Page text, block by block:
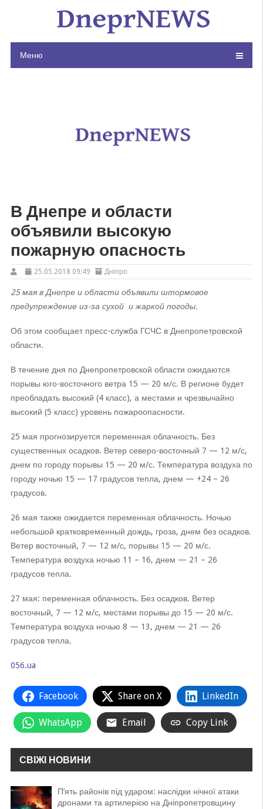
Меню
В Днепре и области
объявили высокую
пожарную опасность
25.05.2018 09:49 Дніпро
25 мая в Днепре и области объявили штормовое
предупреждение из-за сухой и жаркой погоды.
Об этом сообщает пресс-служба ГСЧС в Днепропетровской
области.
В течение дня по Днепропетровской области ожидаются
порывы юго-восточного ветра 15 — 20 м/с. В регионе будет
преобладать высокий (4 класс), а местами и чрезвычайно
высокий (5 класс) уровень пожароопасности.
25 мая прогнозируется переменная облачность. Без
существенных осадков. Ветер северо-восточный 7 — 12 м/с,
днем по городу порывы 15 — 20 м/с. Температура воздуха по
городу ночью 15 — 17 градусов тепла, днем — +24 – 26
градусов.
26 мая также ожидается переменная облачность. Ночью
небольшой кратковременный дождь, гроза, днем без осадков.
Ветер восточный, 7 — 12 м/с, порывы 15 — 20 м/с.
Температура воздуха ночью 11 – 16, днем — 21 – 26
градусов тепла.
27 мая: переменная облачность. Без осадков. Ветер
восточный, 7 — 12 м/с, местами порывы до 15 — 20 м/с.
Температура воздуха ночью 8 — 13, днем — 21 — 26
градусов тепла.
056.ua
Facebook Share on X LinkedIn
WhatsApp Email Copy Link
СВІЖІ НОВИНИ
П’ять районів під ударом: наслідки нічної атаки
дронами та артилерією на Дніпропетровщину